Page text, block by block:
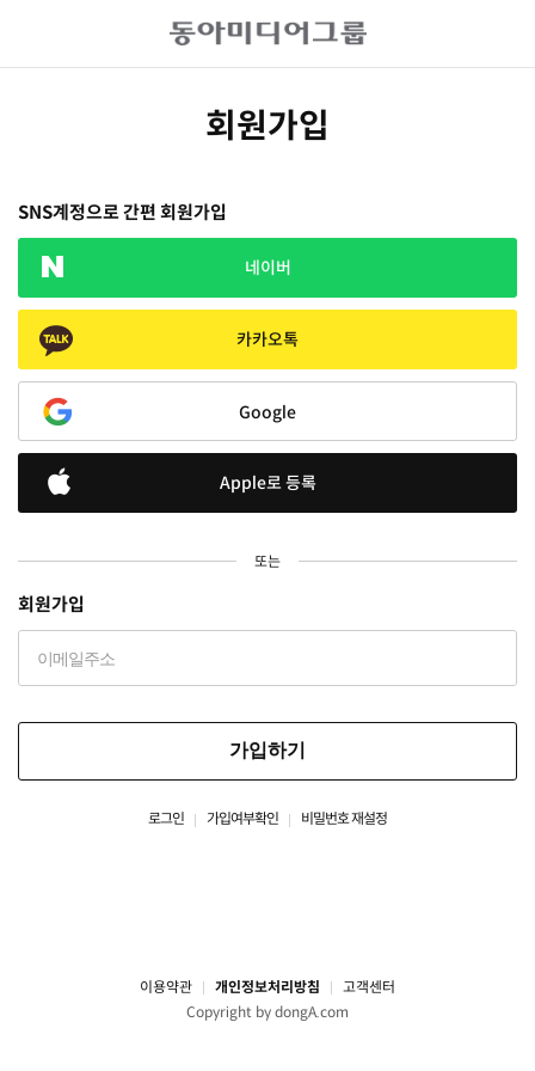
회원가입
SNS계정으로 간편 회원가입
네이버
카카오톡
Google
Apple로 등록
또는
회원가입
가입하기
로그인 가입여부확인 비밀번호 재설정
이용약관 개인정보처리방침
고객센터
Copyright by dongA.com